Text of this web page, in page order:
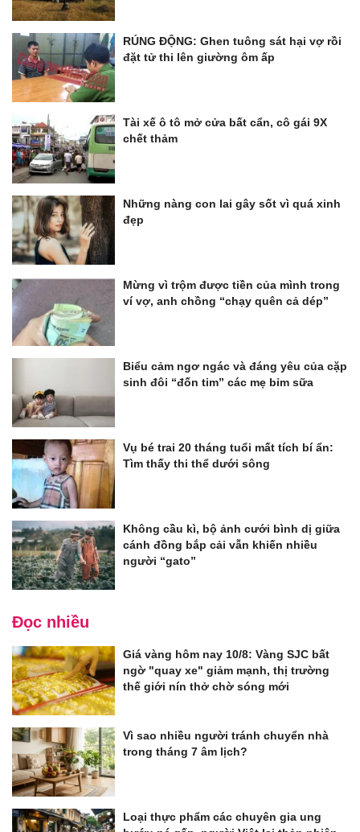
RÚNG ĐỘNG: Ghen tuông sát hại vợ rồi
đặt tử thi lên giường ôm ấp
Tài xế ô tô mở cửa bất cẩn, cô gái 9X
chết thảm
Những nàng con lai gây sốt vì quá xinh
đẹp
Mừng vì trộm được tiền của mình trong
ví vợ, anh chồng “chạy quên cả dép”
Biểu cảm ngơ ngác và đáng yêu của cặp
sinh đôi “đốn tim” các mẹ bỉm sữa
Vụ bé trai 20 tháng tuổi mất tích bí ẩn:
Tìm thấy thi thể dưới sông
Không cầu kì, bộ ảnh cưới bình dị giữa
cánh đồng bắp cải vẫn khiến nhiều
người “gato”
Đọc nhiều
Giá vàng hôm nay 10/8: Vàng SJC bất
ngờ "quay xe" giảm mạnh, thị trường
thế giới nín thở chờ sóng mới
Vì sao nhiều người tránh chuyển nhà
trong tháng 7 âm lịch?
Loại thực phẩm các chuyên gia ung